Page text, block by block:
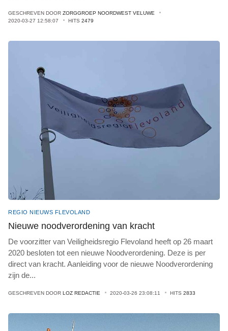
GESCHREVEN DOOR ZORGGROEP NOORDWEST VELUWE
2020-03-27 12:58:07
HITS 2479
REGIO NIEUWS FLEVOLAND
Nieuwe noodverordening van kracht
De voorzitter van Veiligheidsregio Flevoland heeft op 26 maart
2020 besloten tot een nieuwe Noodverordening. Deze is per
direct van kracht. Aanleiding voor de nieuwe Noodverordening
zijn de...
GESCHREVEN DOOR LOZ REDACTIE 2020-03-26 23:08:11 HITS 2833